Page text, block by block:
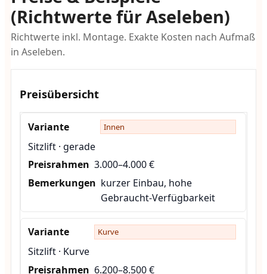
(Richtwerte für Aseleben)
Richtwerte inkl. Montage. Exakte Kosten nach Aufmaß
in Aseleben.
Preisübersicht
Innen
Sitzlift · gerade
3.000–4.000 €
kurzer Einbau, hohe
Gebraucht-Verfügbarkeit
Kurve
Sitzlift · Kurve
6.200–8.500 €